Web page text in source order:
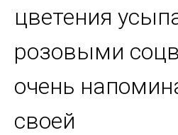
цветения
розовыми
очень
своей